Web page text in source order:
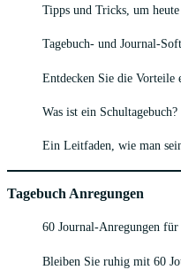
Tipps und Tricks, um
Tagebuch- und Journal-
Entdecken Sie die Vorteile
Was ist ein Schultagebuch?
Ein Leitfaden, wie man
Tagebuch Anregungen
60 Journal-Anregungen für
Bleiben Sie ruhig mit 60